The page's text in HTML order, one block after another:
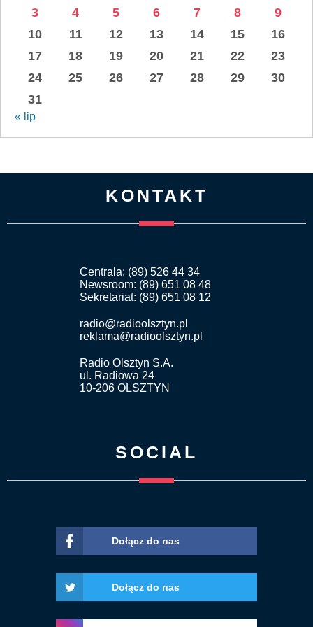
3 4 5 6 7 8
9
10
11 12 13 14 15
16
17
18 19 20 21 22
23
24
25 26 27 28 29
30
31
« lip
KONTAKT
Centrala: (89) 526 44 34
Newsroom: (89) 651 08 48
Sekretariat: (89) 651 08 12
radio@radioolsztyn.pl
reklama@radioolsztyn.pl
Radio Olsztyn S.A.
ul. Radiowa 24
10-206 OLSZTYN
SOCIAL
Dołącz do nas
Dołącz do nas